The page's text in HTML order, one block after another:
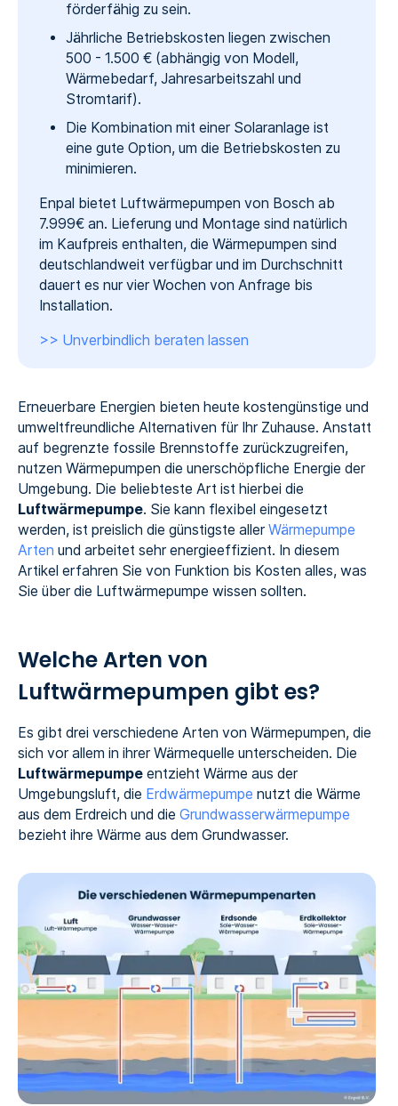
förderfähig zu sein.
Jährliche Betriebskosten liegen zwischen
500 - 1.500 € (abhängig von Modell,
Wärmebedarf, Jahresarbeitszahl und
Stromtarif).
Die Kombination mit einer Solaranlage ist
eine gute Option, um die Betriebskosten zu
minimieren.
Enpal bietet Luftwärmepumpen von Bosch ab
7.999€ an. Lieferung und Montage sind natürlich
im Kaufpreis enthalten, die Wärmepumpen sind
deutschlandweit verfügbar und im Durchschnitt
dauert es nur vier Wochen von Anfrage bis
Installation.
>> Unverbindlich beraten lassen
Erneuerbare Energien bieten heute kostengünstige und
umweltfreundliche Alternativen für Ihr Zuhause. Anstatt
auf begrenzte fossile Brennstoffe zurückzugreifen,
nutzen Wärmepumpen die unerschöpfliche Energie der
Umgebung. Die beliebteste Art ist hierbei die
Luftwärmepumpe. Sie kann flexibel eingesetzt
werden, ist preislich die günstigste aller Wärmepumpe
Arten und arbeitet sehr energieeffizient. In diesem
Artikel erfahren Sie von Funktion bis Kosten alles, was
Sie über die Luftwärmepumpe wissen sollten.
Welche Arten von
Luftwärmepumpen gibt es?
Es gibt drei verschiedene Arten von Wärmepumpen, die
sich vor allem in ihrer Wärmequelle unterscheiden. Die
Luftwärmepumpeentzieht Wärme aus der
Umgebungsluft, die Erdwärmepumpe nutzt die Wärme
aus dem Erdreich und die Grundwasserwärmepumpe
bezieht ihre Wärme aus dem Grundwasser.